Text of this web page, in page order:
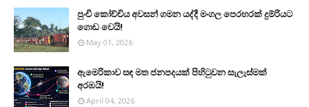
පුංචි කෝච්චිය අවසන් ගමන යද්දී මංගල පෙරහරක් දුම්රියට
ගොඩ වෙයි!
May 01, 2026
ඇමෙරිකාව සඳ මත ජනපදයක් පිහිටුවන සැලැස්මක්
අරඹයි!
April 04, 2026